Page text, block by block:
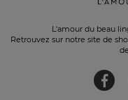
L'amour du beau
Retrouvez sur notre site de